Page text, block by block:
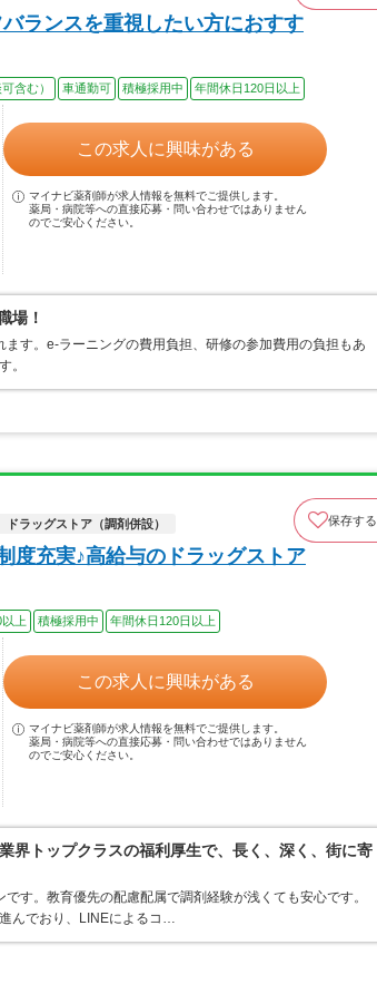
ランスを重視したい方におすす
含む） 車通勤可 積極採用中 年間休日120日以上
この求人に興味がある
マイナビ薬剤師が求人情報を無料でご提供します。
薬局・病院等への直接応募・問い合わせではありません
のでご安心ください。
場！
す。e-ラーニングの費用負担、研修の参加費用の負担もあ
。
ドラッグストア（調剤併設） 保存する
度充実♪高給与のドラッグストア
上 積極採用中 年間休日120日以上
この求人に興味がある
マイナビ薬剤師が求人情報を無料でご提供します。
薬局・病院等への直接応募・問い合わせではありません
のでご安心ください。
界トップクラスの福利厚生で、長く、深く、街に寄
す。教育優先の配慮配属で調剤経験が浅くても安心です。
んでおり、LINEによるコ…